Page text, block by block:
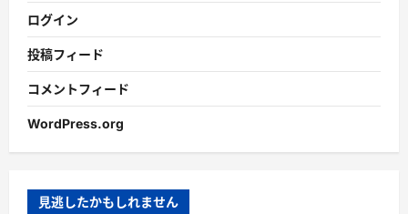
ログイン
投稿フィード
コメントフィード
WordPress.org
見逃したかもしれません